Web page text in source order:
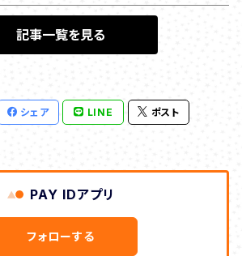
記事一覧を見る
シェア LINE ポスト
PAY IDアプリ
フォローする